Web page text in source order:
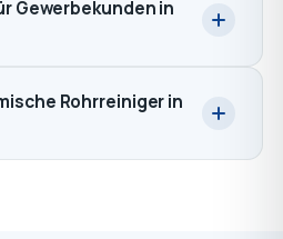
Gewerbekunden in
Rohrreiniger in